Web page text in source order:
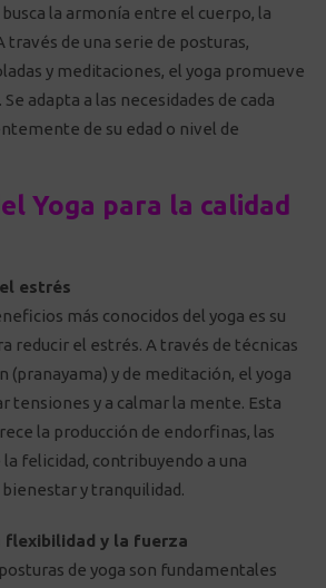
busca la armonía entre el cuerpo, la
través de una serie de posturas,
y meditaciones, el yoga promueve
adapta a las necesidades de cada
de su edad o nivel de
Yoga para la calidad
estrés
más conocidos del yoga es su
reducir el estrés. A través de técnicas
(pranayama) y de meditación, el yoga
tensiones y a calmar la mente. Esta
la producción de endorfinas, las
la felicidad, contribuyendo a una
y tranquilidad.
flexibilidad y la fuerza
de yoga son fundamentales